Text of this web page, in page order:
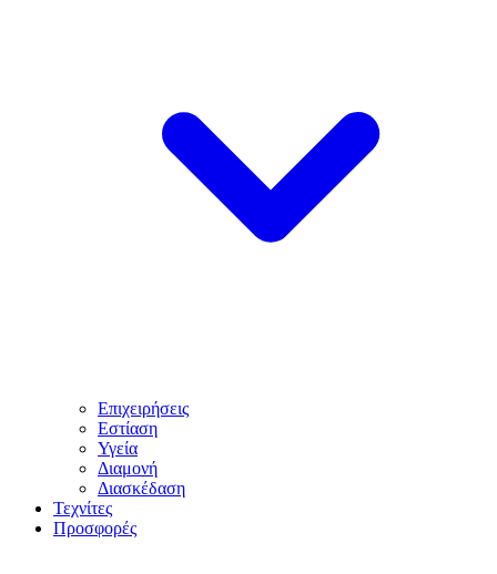
Επιχειρήσεις
Εστίαση
Υγεία
Διαμονή
Διασκέδαση
Τεχνίτες
Προσφορές